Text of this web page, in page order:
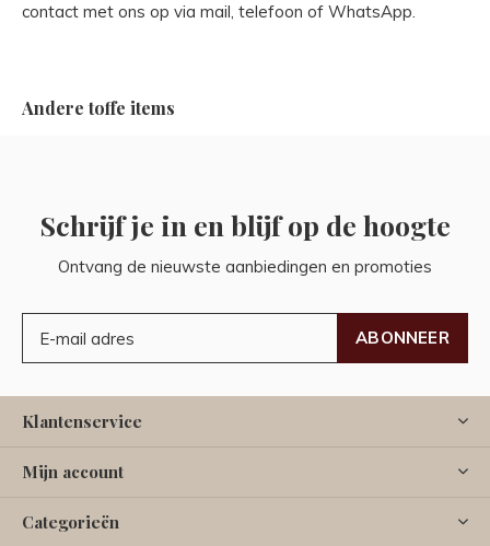
contact met ons op via mail, telefoon of WhatsApp.
Andere toffe items
Schrijf je in en blijf op de hoogte
Ontvang de nieuwste aanbiedingen en promoties
ABONNEER
Klantenservice
Mijn account
Categorieën